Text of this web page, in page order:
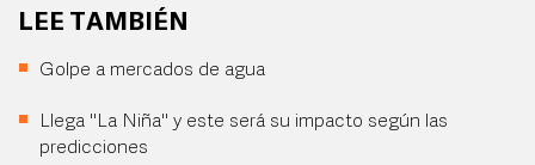
LEE TAMBIÉN
Golpe a mercados de agua
Llega "La Niña" y este será su impacto según las
predicciones